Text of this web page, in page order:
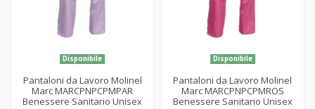
Disponibile
Pantaloni da Lavoro Molinel
Marc MARCPNPCPMPAR
Benessere Sanitario Unisex
Disponibile
Pantaloni da Lavoro Molinel
Marc MARCPNPCPMROS
Benessere Sanitario Unisex